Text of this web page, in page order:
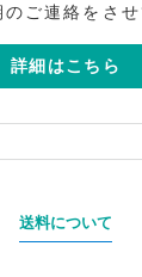
ご連絡をさせ
詳細はこちら
送料について